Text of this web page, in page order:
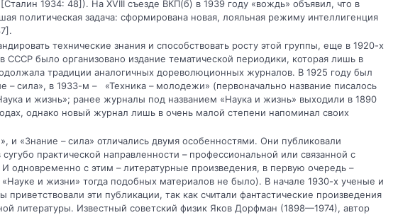
1934: 48]). На XVIII съезде ВКП(б) в 1939 году «вождь» объявил, что в
политическая задача: сформирована новая, лояльная режиму интеллигенция
технические знания и способствовать росту этой группы, еще в 1920-х
СССР было организовано издание тематической периодики, которая лишь в
традиции аналогичных дореволюционных журналов. В 1925 году был
– сила», в 1933-м – «Техника – молодежи» (первоначально название писалось
и жизнь»; ранее журналы под названием «Наука и жизнь» выходили в 1890
однако новый журнал лишь в очень малой степени напоминал своих
и «Знание – сила» отличались двумя особенностями. Они публиковали
практической направленности – профессиональной или связанной с
одновременно с этим – литературные произведения, в первую очередь –
и жизни» тогда подобных материалов не было). В начале 1930-х ученые и
приветствовали эти публикации, так как считали фантастические произведения
литературы. Известный советский физик Яков Дорфман (1898—1974), автор